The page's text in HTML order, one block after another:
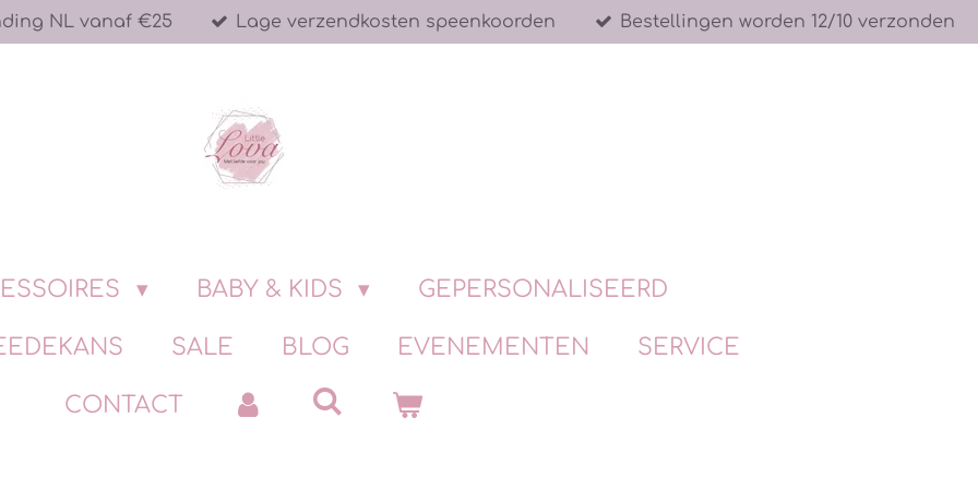
NL vanaf €25 Lage verzendkosten speenkoorden Bestellingen worden 12/10 verzonden
BABY & KIDS GEPERSONALISEERD
SALE BLOG EVENEMENTEN SERVICE
CONTACT